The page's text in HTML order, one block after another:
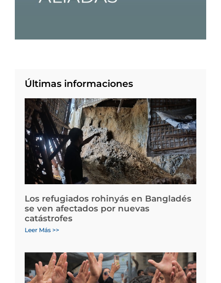
Últimas informaciones
Los refugiados rohinyás en Bangladés
se ven afectados por nuevas
catástrofes
Leer Más >>